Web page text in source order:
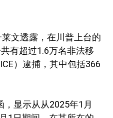
文透露，在川普上台的
有超过1.6万名非法移
）逮捕，其中包括366
，显示从从2025年1月